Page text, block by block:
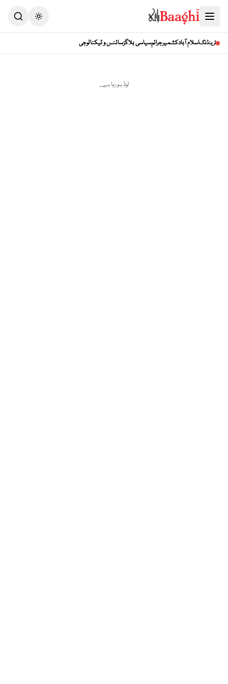
Toggle theme
ٹرینڈنگاسلام آبادکشمیرجرائمسیاسی بلاگزسائنس و ٹیکنالوجی
لوڈ ہو رہا ہے...